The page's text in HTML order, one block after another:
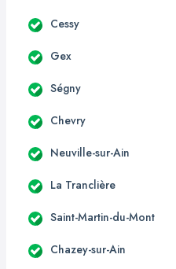
Cessy
Gex
Ségny
Chevry
Neuville-sur-Ain
La Tranclière
Saint-Martin-du-Mont
Chazey-sur-Ain